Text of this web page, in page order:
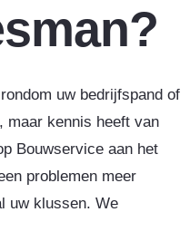
uw bedrijfspand of
maar kennis heeft van
Bouwservice aan het
problemen meer
uw klussen. We